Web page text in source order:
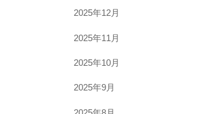
2025年12月
2025年11月
2025年10月
2025年9月